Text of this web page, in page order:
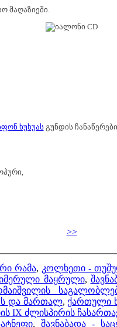
მაღაზიეში.
ხუხუას გუნდის
>>
რამა, კოლხეთი -
მაყრული,
და მართალ, ქართული
IX ძლისპირის
, შავნაბადა -